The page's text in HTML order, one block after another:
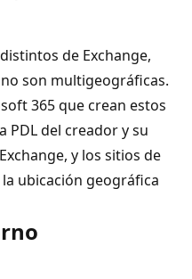
de Exchange,
son multigeográficas.
365 que crean estos
PDL del creador y su
y los sitios de
ubicación geográfica